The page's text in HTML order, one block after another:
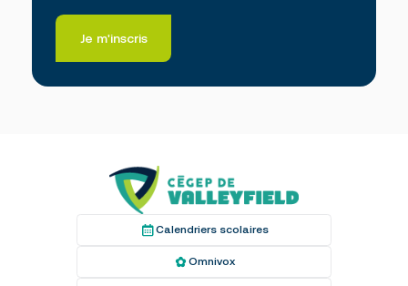
Je m'inscris
Calendriers scolaires
Omnivox